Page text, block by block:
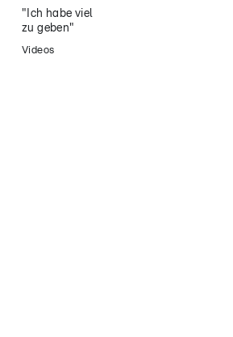
"Ich habe viel Liebe
zu geben"
Videos